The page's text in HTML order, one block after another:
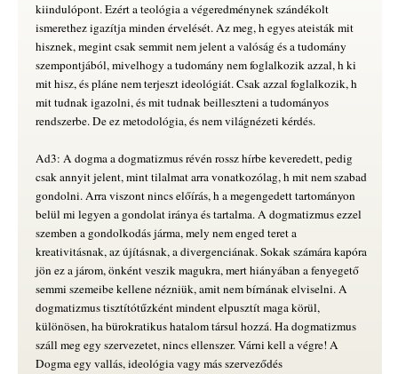
kiindulópont. Ezért a teológia a végeredménynek szándékolt
ismerethez igazítja minden érvelését. Az meg, h egyes ateisták mit
hisznek, megint csak semmit nem jelent a valóság és a tudomány
szempontjából, mivelhogy a tudomány nem foglalkozik azzal, h ki
mit hisz, és pláne nem terjeszt ideológiát. Csak azzal foglalkozik, h
mit tudnak igazolni, és mit tudnak beilleszteni a tudományos
rendszerbe. De ez metodológia, és nem világnézeti kérdés.
Ad3: A dogma a dogmatizmus révén rossz hírbe keveredett, pedig
csak annyit jelent, mint tilalmat arra vonatkozólag, h mit nem szabad
gondolni. Arra viszont nincs előírás, h a megengedett tartományon
belül mi legyen a gondolat iránya és tartalma. A dogmatizmus ezzel
szemben a gondolkodás járma, mely nem enged teret a
kreativitásnak, az újításnak, a divergenciának. Sokak számára kapóra
jön ez a járom, önként veszik magukra, mert hiányában a fenyegető
semmi szemeibe kellene nézniük, amit nem bírnának elviselni. A
dogmatizmus tisztítótűzként mindent elpusztít maga körül,
különösen, ha bürokratikus hatalom társul hozzá. Ha dogmatizmus
száll meg egy szervezetet, nincs ellenszer. Várni kell a végre! A
Dogma egy vallás, ideológia vagy más szerveződés